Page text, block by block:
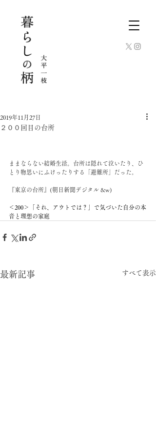
２００回目の台所
2019年11月27日
ままならない結婚生活。台所は隠れて泣いたり、ひ
とり物思いにふけったりする「避難所」だった。
『東京の台所』(朝日新聞デジタル &w)
＜200＞「それ、アウトでは？」で気づいた自分の本
音と理想の家庭
最新記事 すべて表示